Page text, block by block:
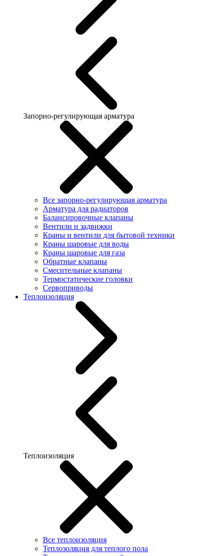
Запорно-регулирующая арматура
Все запорно-регулирующая арматура
Арматура для радиаторов
Балансировочные клапаны
Вентили и задвижки
Краны и вентили для бытовой техники
Краны шаровые для воды
Краны шаровые для газа
Обратные клапаны
Смесительные клапаны
Термостатические головки
Сервоприводы
Теплоизоляция
Теплоизоляция
Все теплоизоляция
Теплозоляция для теплого пола